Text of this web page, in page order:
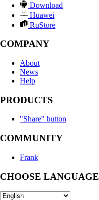
Download
Huawei
RuStore
COMPANY
About
News
Help
PRODUCTS
"Share" button
COMMUNITY
Frank
CHOOSE LANGUAGE